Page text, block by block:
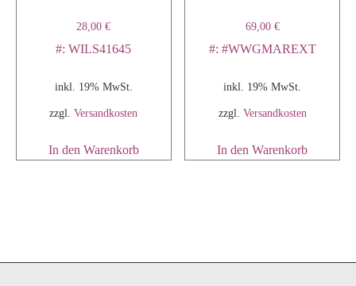
28,00€
#: WILS41645
inkl. 19% MwSt.
zzgl.Versandkosten
In den Warenkorb
69,00 €
#: #WWGMAREXT
inkl. 19% MwSt.
zzgl. Versandkosten
In den Warenkorb